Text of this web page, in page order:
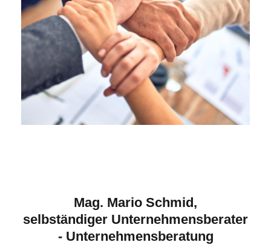
Mag. Mario Schmid,
selbständiger Unternehmensberater
- Unternehmensberatung